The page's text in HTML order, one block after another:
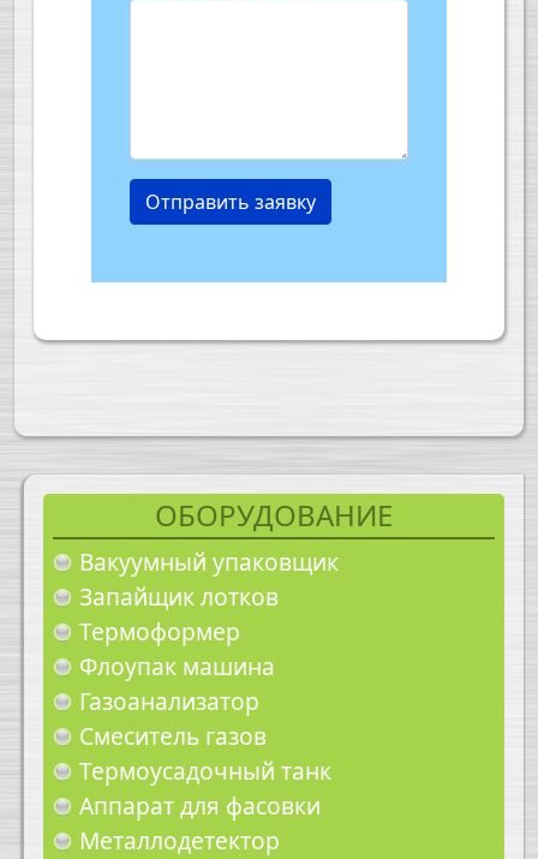
ОБОРУДОВАНИЕ
Вакуумный упаковщик
Запайщик лотков
Термоформер
Флоупак машина
Газоанализатор
Смеситель газов
Термоусадочный танк
Аппарат для фасовки
Металлодетектор